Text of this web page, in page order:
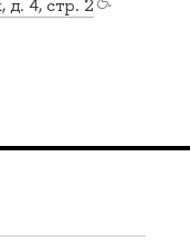
4, стр. 2